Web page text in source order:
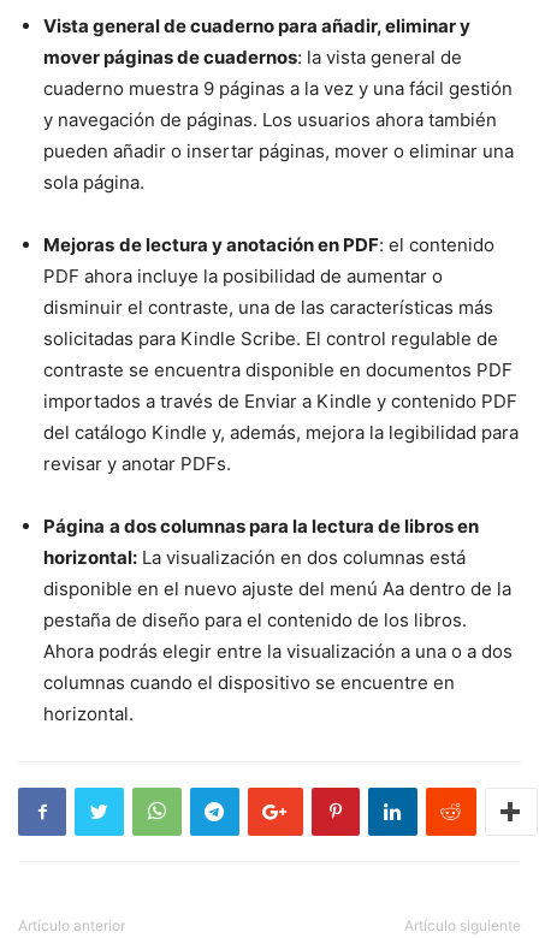
Vista general de cuaderno para añadir, eliminar y
mover páginas de cuadernos: la vista general de
cuaderno muestra 9 páginas a la vez y una fácil gestión
y navegación de páginas. Los usuarios ahora también
pueden añadir o insertar páginas, mover o eliminar una
sola página.
Mejoras de lectura y anotación en PDF: el contenido
PDF ahora incluye la posibilidad de aumentar o
disminuir el contraste, una de las características más
solicitadas para Kindle Scribe. El control regulable de
contraste se encuentra disponible en documentos PDF
importados a través de Enviar a Kindle y contenido PDF
del catálogo Kindle y, además, mejora la legibilidad para
revisar y anotar PDFs.
Página a dos columnas para la lectura de libros en
horizontal: La visualización en dos columnas está
disponible en el nuevo ajuste del menú Aa dentro de la
pestaña de diseño para el contenido de los libros.
Ahora podrás elegir entre la visualización a una o a dos
columnas cuando el dispositivo se encuentre en
horizontal.
Artículo anterior Artículo siguiente